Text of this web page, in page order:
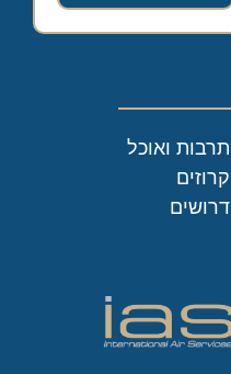
תרבות ואוכל
קרוזים
דרושים